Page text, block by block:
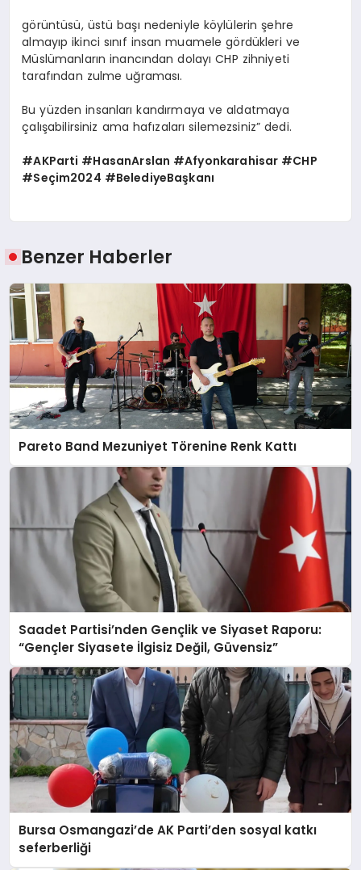
görüntüsü, üstü başı nedeniyle köylülerin şehre
almayıp ikinci sınıf insan muamele gördükleri ve
Müslümanların inancından dolayı CHP zihniyeti
tarafından zulme uğraması.
Bu yüzden insanları kandırmaya ve aldatmaya
çalışabilirsiniz ama hafızaları silemezsiniz” dedi.
#AKParti #HasanArslan #Afyonkarahisar #CHP
#Seçim2024 #BelediyeBaşkanı
Benzer Haberler
Pareto Band Mezuniyet Törenine Renk Kattı
Saadet Partisi’nden Gençlik ve Siyaset Raporu:
“Gençler Siyasete İlgisiz Değil, Güvensiz”
Bursa Osmangazi’de AK Parti’den sosyal katkı
seferberliği